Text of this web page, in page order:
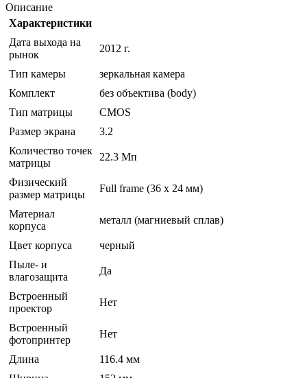
Описание
Характеристики
Дата выхода на
рынок
2012 г.
Тип камеры
зеркальная камера
Комплект
без объектива (body)
Тип матрицы
CMOS
Размер экрана
3.2
Количество точек
матрицы
22.3 Мп
Физический
размер матрицы
Full frame (36 х 24 мм)
Материал
корпуса
металл (магниевый сплав)
Цвет корпуса
черный
Пыле- и
влагозащита
Да
Встроенный
проектор
Нет
Встроенный
фотопринтер
Нет
Длина
116.4 мм